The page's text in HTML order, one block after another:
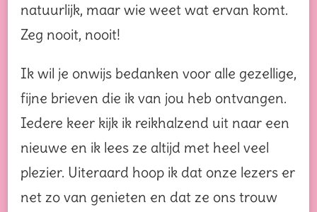
natuurlijk, maar wie weet wat ervan komt.
Zeg nooit, nooit!
Ik wil je onwijs bedanken voor alle gezellige,
fijne brieven die ik van jou heb ontvangen.
Iedere keer kijk ik reikhalzend uit naar een
nieuwe en ik lees ze altijd met heel veel
plezier. Uiteraard hoop ik dat onze lezers er
net zo van genieten en dat ze ons trouw